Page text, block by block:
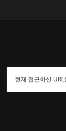
현재 접근하신